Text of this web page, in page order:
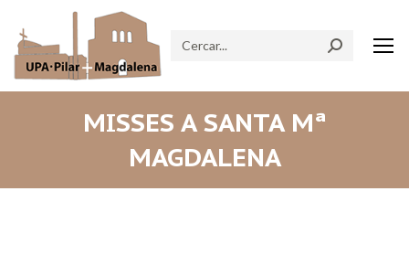
Search:
MISSES A SANTA Mª
MAGDALENA